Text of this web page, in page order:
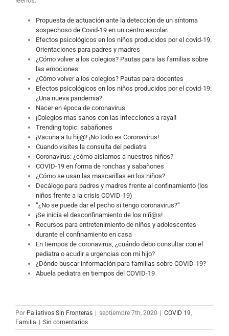
Propuesta de actuación ante la detección de un síntoma
sospechoso de Covid-19 en un centro escolar.
Efectos psicológicos en los niños producidos por el covid-19.
Orientaciones para padres y madres
¿Cómo volver a los colegios? Pautas para las familias sobre
las emociones
¿Cómo volver a los colegios? Pautas para docentes
Efectos psicológicos en los niños producidos por el covid-19:
¿Una nueva pandemia?
Nacer en época de coronavirus
¡Colegios mas sanos con las infecciones a raya!!
Trending topic: sabañones
¡Vacuna a tu hij@! ¡No todo es Coronavirus!
Cuando visites la consulta del pediatra
Coronavirus: ¿cómo aislamos a nuestros niños?
COVID-19 en forma de ronchas y sabañones
¿Cómo se usan las mascarillas en los niños?
Decálogo para padres y madres frente al confinamiento (los
niños frente a la crisis COVID-19)
“¿No se puede dar el pecho si tengo coronavirus?”
¡Se inicia el desconfinamiento de los niñ@s!
Recursos para entretenimiento de niños y adolescentes
durante el confinamiento en casa
En tiempos de coronavirus, ¿cuándo debo consultar con el
pediatra o acudir a urgencias con mi hijo?
¿Dónde buscar información para familias sobre COVID-19?
Abuela pediatra en tiempos del COVID-19
Por Paliativos Sin Fronteras | septiembre 7th, 2020 | COVID 19
Familia | Sin comentarios